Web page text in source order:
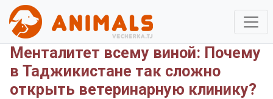
Менталитет всему виной: Почему
в Таджикистане так сложно
открыть ветеринарную клинику?